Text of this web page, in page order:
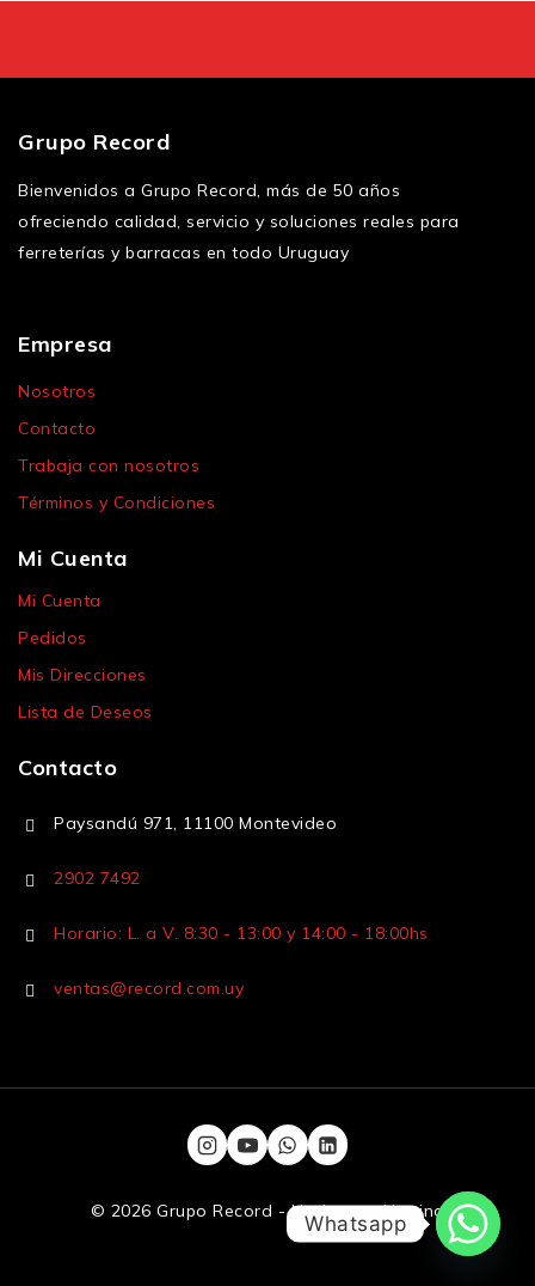
Grupo Record
Bienvenidos a Grupo Record, más de 50 años
ofreciendo calidad, servicio y soluciones reales para
ferreterías y barracas en todo Uruguay
Empresa
Nosotros
Contacto
Trabaja con nosotros
Términos y Condiciones
Mi Cuenta
Mi Cuenta
Pedidos
Mis Direcciones
Lista de Deseos
Contacto
Paysandú 971, 11100 Montevideo
2902 7492
Horario: L. a V. 8:30 - 13:00 y 14:00 - 18:00hs
ventas@record.com.uy
© 2026 Grupo Record - Hecho porNumina
Whatsapp